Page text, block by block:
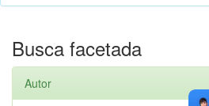
Busca facetada
Autor